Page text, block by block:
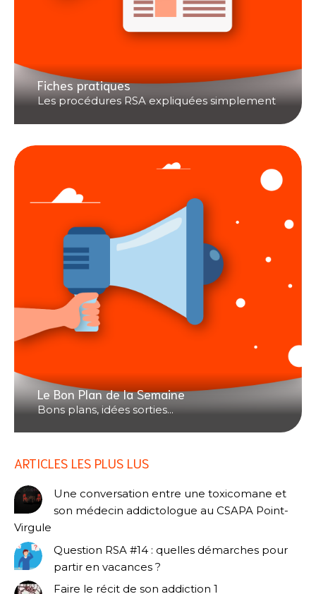
Fiches pratiques
Les procédures RSA expliquées simplement
Le Bon Plan de la Semaine
Bons plans, idées sorties...
ARTICLES LES PLUS LUS
Une conversation entre une toxicomane et
son médecin addictologue au CSAPA Point-
Virgule
Question RSA #14 : quelles démarches pour
partir en vacances ?
Faire le récit de son addiction 1